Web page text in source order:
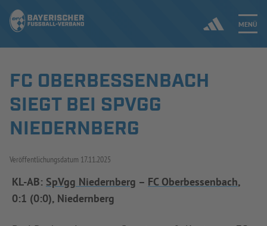
MENÜ
Jetzt einloggen
ERGEBNISSE & WETTBEWERBE
SPIELBETRIEB & VERBANDSLEBEN
AUSBILDUNG & FÖRDERUNG
FC OBERBESSENBACH
SIEGT BEI SPVGG
NIEDERNBERG
Veröffentlichungsdatum 17.11.2025
KL-AB: SpVgg Niedernberg – FC Oberbessenbach,
0:1 (0:0), Niedernberg